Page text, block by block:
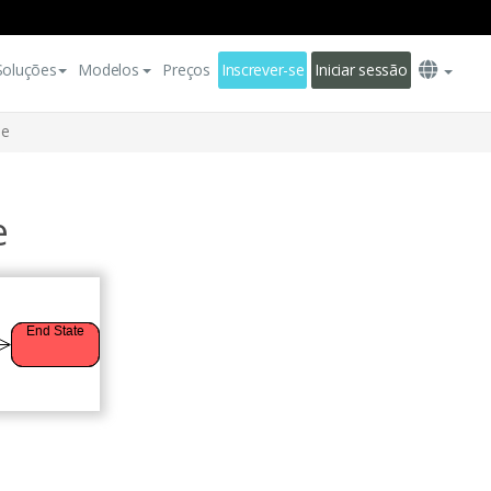
Modelos Preços Inscrever-se Iniciar sessão